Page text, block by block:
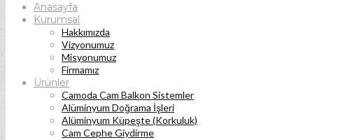
Anasayfa
Kurumsal
Hakkımızda
Vizyonumuz
Misyonumuz
Firmamız
Ürünler
Camoda Cam Balkon Sistemler
Alüminyum Doğrama İşleri
Alüminyum Küpeşte (Korkuluk)
Cam Cephe Giydirme